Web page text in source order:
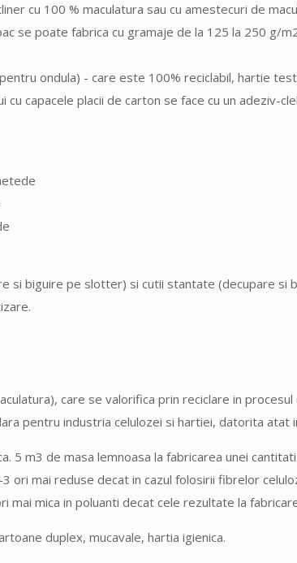
cu 100 % maculatura sau cu amestecuri de
se poate fabrica cu gramaje de la 125 la 250 g/
ondula) - care este 100% reciclabil, hartie
capacele placii de carton se face cu un adeziv-
si biguire pe slotter) si cutii stantate (decupare si
care se valorifica prin reciclare in
pentru industria celulozei si hartiei, datorita atat
m3 de masa lemnoasa la fabricarea unei
ori mai reduse decat in cazul folosirii fibrelor
mai mica in poluanti decat cele rezultate la
duplex, mucavale, hartia igienica.